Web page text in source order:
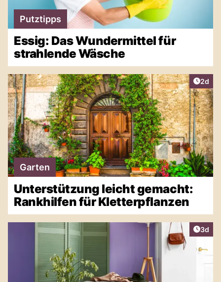
Putztipps
Essig: Das Wundermittel für
strahlende Wäsche
2d
Garten
Unterstützung leicht gemacht:
Rankhilfen für Kletterpflanzen
3d